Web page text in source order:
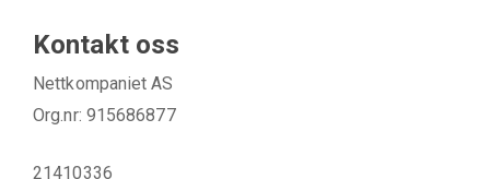
Kontakt oss
Nettkompaniet AS
Org.nr: 915686877
21410336